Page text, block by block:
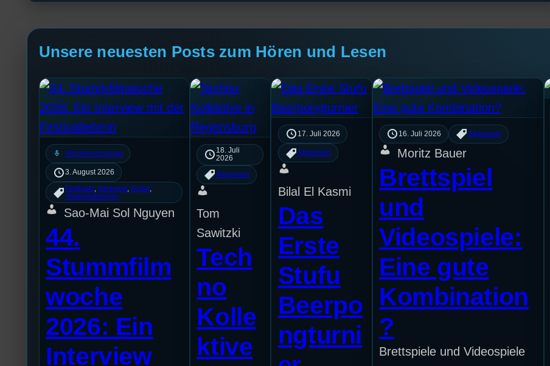
Unsere neuesten Posts zum Hören und Lesen
mic Wochenvorschau
3. August 2026
Festivals Interview, Kultur
Veranstaltungen
Sao-Mai Sol Nguyen
44.
Stummfilm
woche
2026: Ein
Interview
18. Juli
2026
Allgemein
Tom
Sawitzki
Tech
no
Kolle
ktive
17. Juli 2026
Allgemein
Bilal El Kasmi
Das
Erste
Stufu
Beerpo
ngturni
16. Juli 2026 Allgemein
Moritz Bauer
Brettspiel
und
Videospiele:
Eine gute
Kombination
?
Brettspiele und Videospiele